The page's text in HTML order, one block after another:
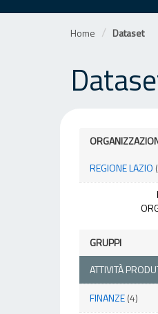
Home Dataset
REGIONE LAZIO
GRUPPI
ATTIVITÀ
FINANZE(4)